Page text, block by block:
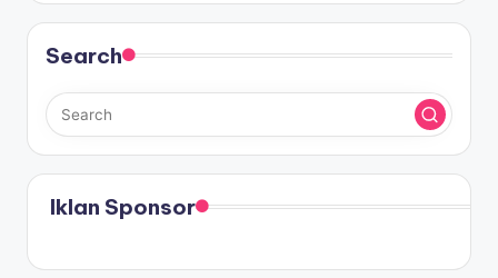
Search
Iklan Sponsor